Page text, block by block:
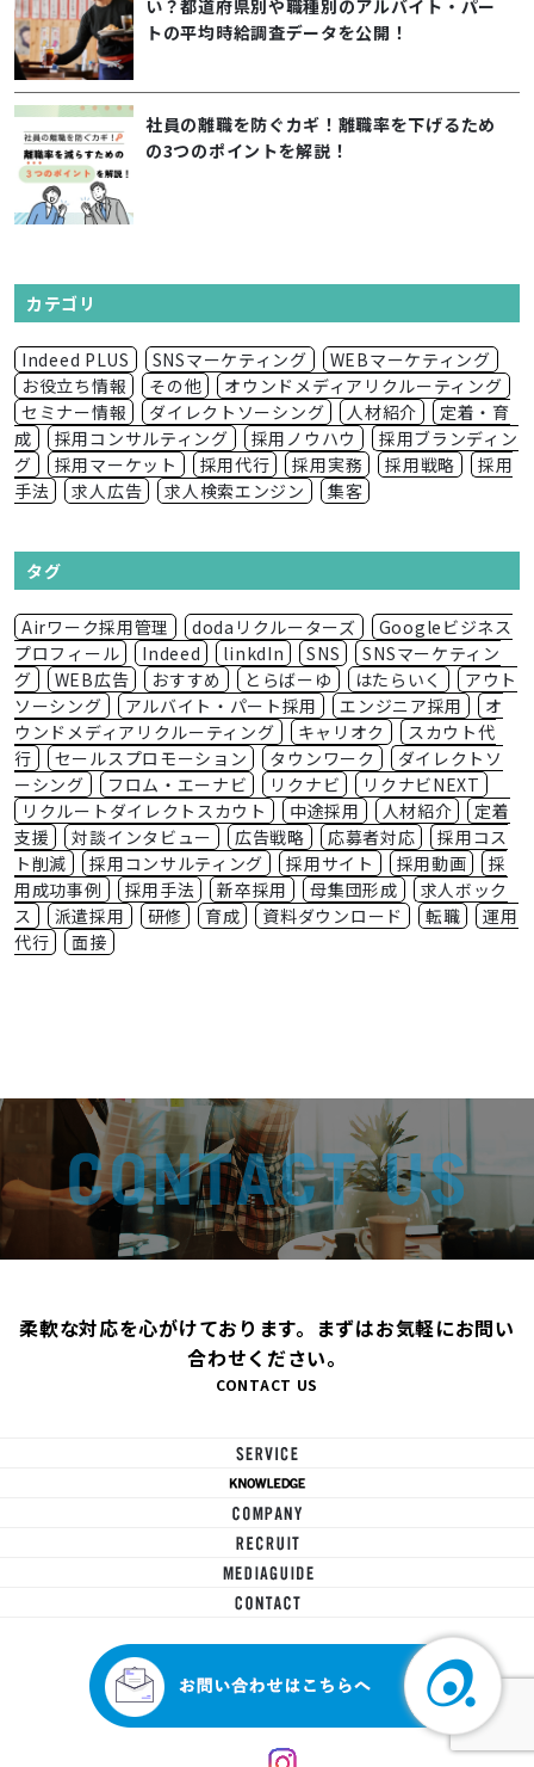
い？都道府県別や職種別のアルバイト・パー
トの平均時給調査データを公開！
社員の離職を防ぐカギ！離職率を下げるため
の3つのポイントを解説！
カテゴリ
Indeed PLUS SNSマーケティング
WEBマーケティング
お役立ち情報
その他
オウンドメディアリクルーティング
セミナー情報
ダイレクトソーシング 人材紹介
定着・育
成
採用コンサルティング 採用ノウハウ
採用ブランディン
グ
採用マーケット 採用代行 採用実務 採用戦略
採用
手法
求人広告 求人検索エンジン 集客
タグ
Airワーク採用管理 dodaリクルーターズ
Googleビジネス
プロフィール
Indeed linkdIn SNS
SNSマーケティン
グ
WEB広告 おすすめ とらばーゆ はたらいく
アウト
ソーシング
アルバイト・パート採用 エンジニア採用
オ
ウンドメディアリクルーティング
キャリオク
スカウト代
行
セールスプロモーション タウンワーク
ダイレクトソ
ーシング
フロム・エーナビ リクナビ
リクナビNEXT
リクルートダイレクトスカウト
中途採用 人材紹介
定着
支援
対談インタビュー 広告戦略 応募者対応
採用コス
ト削減
採用コンサルティング 採用サイト 採用動画
採
用成功事例
採用手法 新卒採用 母集団形成
求人ボック
ス
派遣採用 研修 育成 資料ダウンロード 転職
運用
代行
面接
柔軟な対応を心がけております。まずはお気軽にお問い
合わせください。
CONTACT US